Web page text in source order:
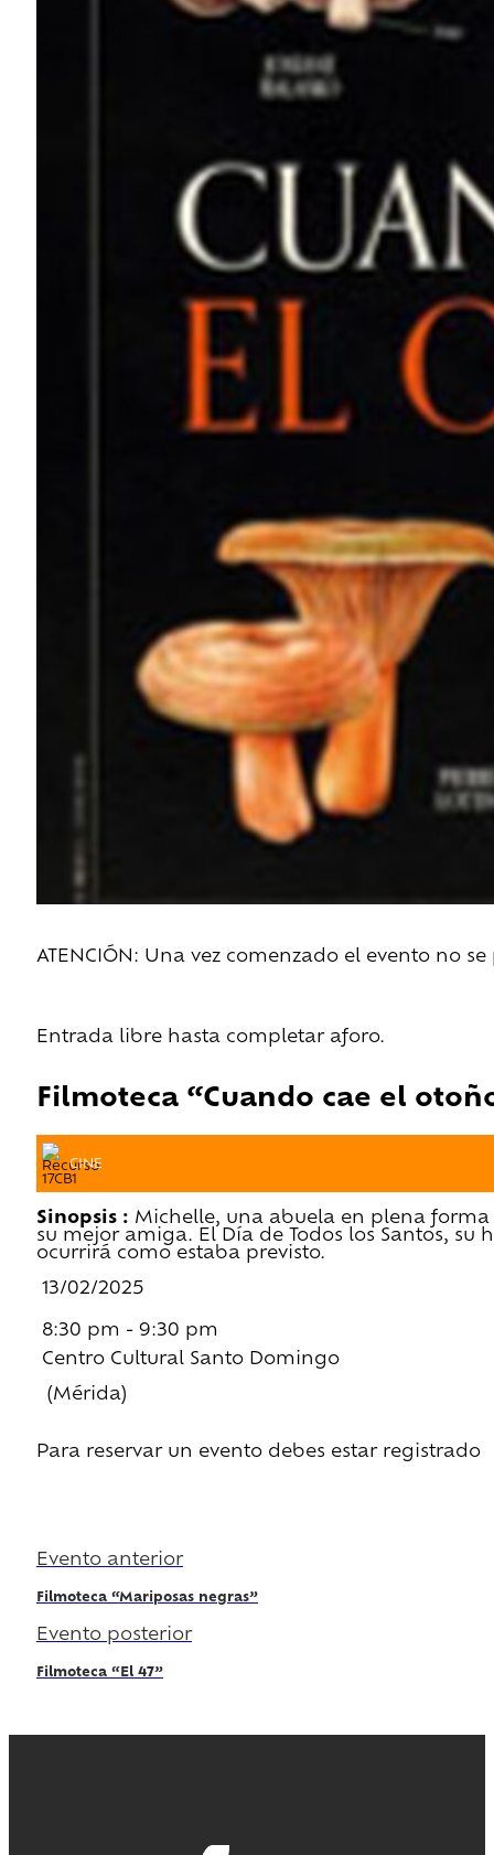
ATENCIÓN: Una vez comenzado el evento no
Entrada libre hasta completar aforo.
Filmoteca “Cuando cae el
CINE
Sinopsis : Michelle, una abuela en plena
su mejor amiga. El Día de Todos los Santos,
ocurrirá como estaba previsto.
13/02/2025
8:30 pm - 9:30 pm
Centro Cultural Santo Domingo
(Mérida)
Para reservar un evento debes estar registrado
Evento anterior
Filmoteca “Mariposas negras”
Evento posterior
Filmoteca “El 47”